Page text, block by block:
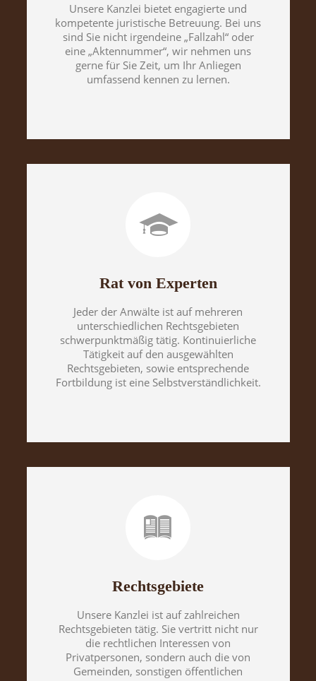
Unsere Kanzlei bietet engagierte und
kompetente juristische Betreuung. Bei uns
sind Sie nicht irgendeine „Fallzahl“ oder
eine „Aktennummer“, wir nehmen uns
gerne für Sie Zeit, um Ihr Anliegen
umfassend kennen zu lernen.
Rat von Experten
Jeder der Anwälte ist auf mehreren
unterschiedlichen Rechtsgebieten
schwerpunktmäßig tätig. Kontinuierliche
Tätigkeit auf den ausgewählten
Rechtsgebieten, sowie entsprechende
Fortbildung ist eine Selbstverständlichkeit.
Rechtsgebiete
Unsere Kanzlei ist auf zahlreichen
Rechtsgebieten tätig. Sie vertritt nicht nur
die rechtlichen Interessen von
Privatpersonen, sondern auch die von
Gemeinden, sonstigen öffentlichen